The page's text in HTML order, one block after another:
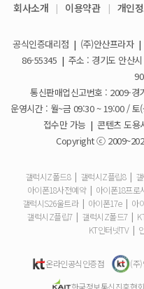
아이폰17e 사전예
갤럭시S26 사전예
휴대폰 일시불로
요금제 변경은 언
더블할인카드는 어
휴대폰 구매 후 불
ESIM 발급 방법은
유심은 새로 구매
사은품은 핸드폰과
회사소개 | 이용약관 | 개인
공식인증대리점 | (주)안산프라자 |
86-55345 | 주소 : 경기도 안산
통신판매업신고번호 : 2009-경
운영시간 : 월~금 09:30 ~ 19:00 /
접수만 가능 | 콘텐츠 도용
Copyright ⓒ
갤럭시Z폴드8 | 갤럭시Z플립8 |
아이폰18사전예약 | 아이폰18프로
갤럭시S26울트라 | 아이폰17e | 아
갤럭시Z플립7 | 갤럭시Z폴드7 |
KT인터넷TV |
온라인공식인증점 (주
한국정보통신진흥협회